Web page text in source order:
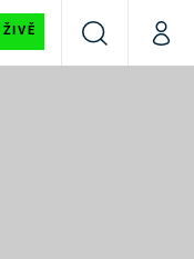
ŽIVĚ
VyhledáváníMůj